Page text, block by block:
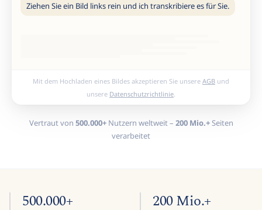
Ziehen Sie ein Bild links rein und ich transkribiere es für Sie.
Mit dem Hochladen eines Bildes akzeptieren Sie unsere AGB und
unsere Datenschutzrichtlinie
Vertraut von 500.000+Nutzern weltweit – 200 Mio.+Seiten
verarbeitet
500.000+ 200 Mio.+